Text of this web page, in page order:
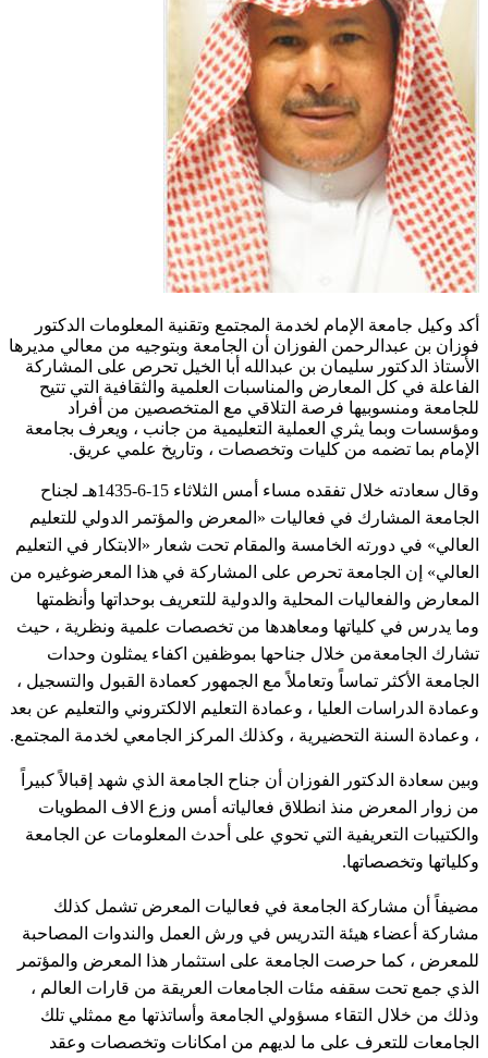
أكد وكيل جامعة الإمام لخدمة المجتمع وتقنية المعلومات الدكتور
فوزان بن عبدالرحمن الفوزان أن الجامعة وبتوجيه من معالي مديرها
الأستاذ الدكتور سليمان بن عبدالله أبا الخيل تحرص على المشاركة
الفاعلة في كل المعارض والمناسبات العلمية والثقافية التي تتيح
للجامعة ومنسوبيها فرصة التلاقي مع المتخصصين من أفراد
ومؤسسات وبما يثري العملية التعليمية من جانب ، ويعرف بجامعة
الإمام بما تضمه من كليات وتخصصات ، وتاريخ علمي عريق.
وقال سعادته خلال تفقده مساء أمس الثلاثاء 15-6-1435هـ لجناح
الجامعة المشارك في فعاليات «المعرض والمؤتمر الدولي للتعليم
العالي» في دورته الخامسة والمقام تحت شعار «الابتكار في التعليم
العالي» إن الجامعة تحرص على المشاركة في هذا المعرضوغيره من
المعارض والفعاليات المحلية والدولية للتعريف بوحداتها وأنظمتها
وما يدرس في كلياتها ومعاهدها من تخصصات علمية ونظرية ، حيث
تشارك الجامعةمن خلال جناحها بموظفين اكفاء يمثلون وحدات
الجامعة الأكثر تماساً وتعاملاً مع الجمهور كعمادة القبول والتسجيل ،
وعمادة الدراسات العليا ، وعمادة التعليم الالكتروني والتعليم عن بعد
، وعمادة السنة التحضيرية ، وكذلك المركز الجامعي لخدمة المجتمع.
وبين سعادة الدكتور الفوزان أن جناح الجامعة الذي شهد إقبالاً كبيراً
من زوار المعرض منذ انطلاق فعالياته أمس وزع الاف المطويات
والكتيبات التعريفية التي تحوي على أحدث المعلومات عن الجامعة
وكلياتها وتخصصاتها.
مضيفاً أن مشاركة الجامعة في فعاليات المعرض تشمل كذلك
مشاركة أعضاء هيئة التدريس في ورش العمل والندوات المصاحبة
للمعرض ، كما حرصت الجامعة على استثمار هذا المعرض والمؤتمر
الذي جمع تحت سقفه مئات الجامعات العريقة من قارات العالم ،
وذلك من خلال التقاء مسؤولي الجامعة وأساتذتها مع ممثلي تلك
الجامعات للتعرف على ما لديهم من امكانات وتخصصات وعقد